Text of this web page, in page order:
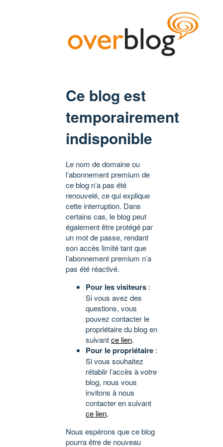
Ce blog est
temporairement
indisponible
Le nom de domaine ou
l’abonnement premium de
ce blog n’a pas été
renouvelé, ce qui explique
cette interruption. Dans
certains cas, le blog peut
également être protégé par
un mot de passe, rendant
son accès limité tant que
l’abonnement premium n’a
pas été réactivé.
Pour les visiteurs :
Si vous avez des
questions, vous
pouvez contacter le
propriétaire du blog en
suivantce lien.
Pour le propriétaire :
Si vous souhaitez
rétablir l’accès à votre
blog, nous vous
invitons à nous
contacter en suivant
ce lien.
Nous espérons que ce blog
pourra être de nouveau